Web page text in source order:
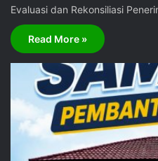
Evaluasi dan Rekonsiliasi
Read More »